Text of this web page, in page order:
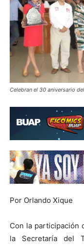
Celebran el 30 aniversario
Por Orlando Xique
Con la participación
la Secretaría del